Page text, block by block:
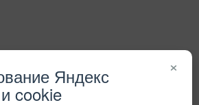
×
Яндекс
cookie